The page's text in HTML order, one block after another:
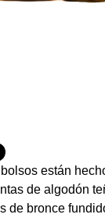
están
de algodón
de bronce